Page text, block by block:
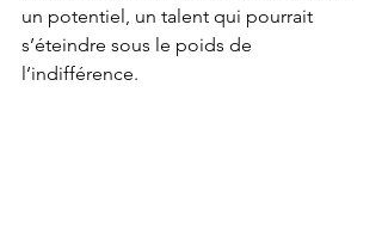
un potentiel, un talent qui pourrait
s’éteindre sous le poids de
l’indifférence.